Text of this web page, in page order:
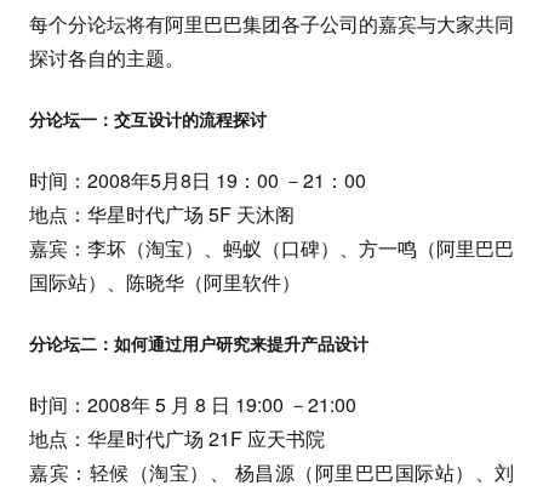
每个分论坛将有阿里巴巴集团各子公司的嘉宾与大家共同
探讨各自的主题。
分论坛一：交互设计的流程探讨
时间：2008年5月8日 19：00 －21：00
地点：华星时代广场 5F 天沐阁
嘉宾：李坏（淘宝）、蚂蚁（口碑）、方一鸣（阿里巴巴
国际站）、陈晓华（阿里软件）
分论坛二：如何通过用户研究来提升产品设计
时间：2008年 5 月 8 日 19:00 －21:00
地点：华星时代广场 21F 应天书院
嘉宾：轻候（淘宝）、 杨昌源（阿里巴巴国际站）、刘